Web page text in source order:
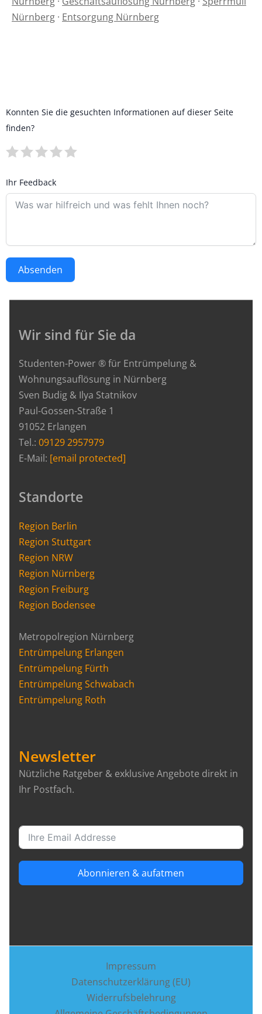
Nürnberg · Entsorgung Nürnberg
Konnten Sie die gesuchten Informationen auf dieser Seite
finden?
Ihr Feedback
Absenden
Wir sind für Sie da
Studenten-Power ® für Entrümpelung &
Wohnungsauflösung in Nürnberg
Sven Budig & Ilya Statnikov
Paul-Gossen-Straße 1
91052 Erlangen
Tel.: 09129 2957979
E-Mail: [email protected]
Standorte
Region Berlin
Region Stuttgart
Region NRW
Region Nürnberg
Region Freiburg
Region Bodensee
Metropolregion Nürnberg
Entrümpelung Erlangen
Entrümpelung Fürth
Entrümpelung Schwabach
Entrümpelung Roth
Newsletter
Nützliche Ratgeber & exklusive Angebote direkt in
Ihr Postfach.
Abonnieren & aufatmen
Impressum
Datenschutzerklärung (EU)
Widerrufsbelehrung